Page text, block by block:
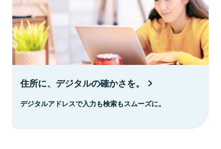
住所に、デジタルの確かさを。
デジタルアドレスで入力も検索もスムーズに。